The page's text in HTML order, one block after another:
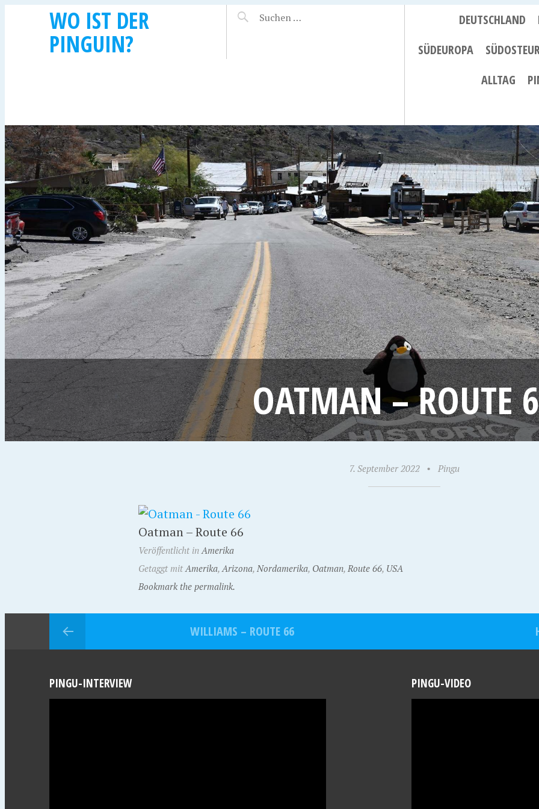
WO IST DER
PINGUIN?
DEUTSCHLAND
SÜDEUROPA
ALLTAG
OATMAN – ROUTE
7. September 2022 • Pingu
Oatman – Route 66
Veröffentlicht inAmerika
Getaggt mitAmerika,Arizona, Nordamerika, Oatman, Route 66, USA
Bookmark the permalink.
WILLIAMS – ROUTE 66
PINGU-INTERVIEW PINGU-VIDEO